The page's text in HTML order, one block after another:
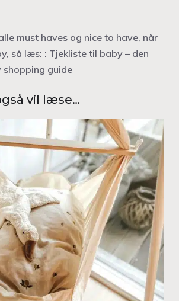
must haves og nice to have, når
så læs: : Tjekliste til baby – den
guide
vil læse…